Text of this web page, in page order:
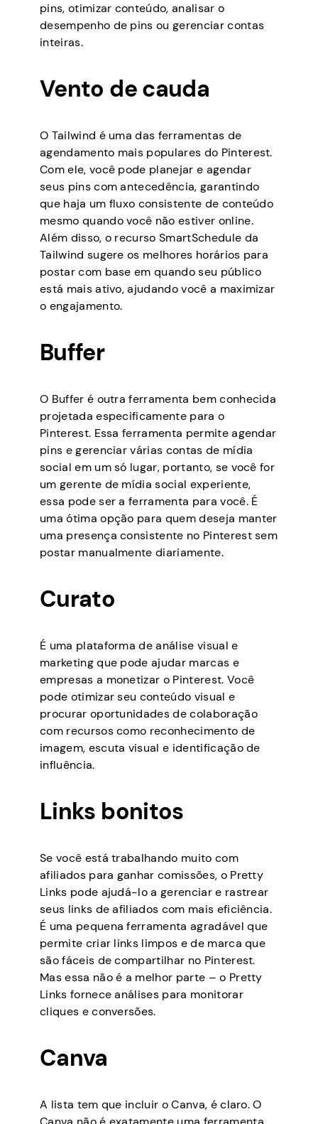
pins, otimizar conteúdo, analisar o
desempenho de pins ou gerenciar contas
inteiras.
Vento de cauda
O Tailwind é uma das ferramentas de
agendamento mais populares do Pinterest.
Com ele, você pode planejar e agendar
seus pins com antecedência, garantindo
que haja um fluxo consistente de conteúdo
mesmo quando você não estiver online.
Além disso, o recurso SmartSchedule da
Tailwind sugere os melhores horários para
postar com base em quando seu público
está mais ativo, ajudando você a maximizar
o engajamento.
Buffer
O Buffer é outra ferramenta bem conhecida
projetada especificamente para o
Pinterest. Essa ferramenta permite agendar
pins e gerenciar várias contas de mídia
social em um só lugar, portanto, se você for
um gerente de mídia social experiente,
essa pode ser a ferramenta para você. É
uma ótima opção para quem deseja manter
uma presença consistente no Pinterest sem
postar manualmente diariamente.
Curato
É uma plataforma de análise visual e
marketing que pode ajudar marcas e
empresas a monetizar o Pinterest. Você
pode otimizar seu conteúdo visual e
procurar oportunidades de colaboração
com recursos como reconhecimento de
imagem, escuta visual e identificação de
influência.
Links bonitos
Se você está trabalhando muito com
afiliados para ganhar comissões, o Pretty
Links pode ajudá-lo a gerenciar e rastrear
seus links de afiliados com mais eficiência.
É uma pequena ferramenta agradável que
permite criar links limpos e de marca que
são fáceis de compartilhar no Pinterest.
Mas essa não é a melhor parte – o Pretty
Links fornece análises para monitorar
cliques e conversões.
Canva
A lista tem que incluir o Canva, é claro. O